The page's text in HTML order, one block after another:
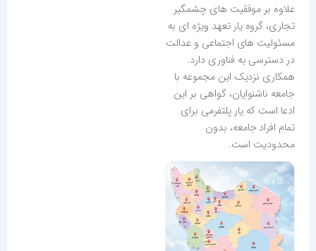
علاوه بر موفقیت های چشمگیر
تجاری، گروه یار تعهد ویژه ای به
مسئولیت های اجتماعی و عدالت
در دسترسی به فناوری دارد.
همکاری نزدیک این مجموعه با
جامعه ناشنوایان، گواهی بر این
ادعا است که یار پلتفرمی برای
تمام افراد جامعه، بدون
محدودیت است.